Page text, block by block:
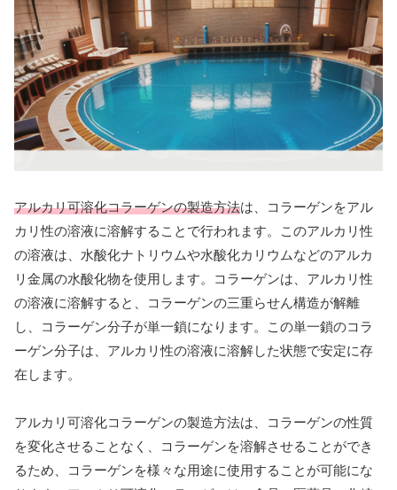
アルカリ可溶化コラーゲンの製造方法は、コラーゲンをアル
カリ性の溶液に溶解することで行われます。このアルカリ性
の溶液は、水酸化ナトリウムや水酸化カリウムなどのアルカ
リ金属の水酸化物を使用します。コラーゲンは、アルカリ性
の溶液に溶解すると、コラーゲンの三重らせん構造が解離
し、コラーゲン分子が単一鎖になります。この単一鎖のコラ
ーゲン分子は、アルカリ性の溶液に溶解した状態で安定に存
在します。
アルカリ可溶化コラーゲンの製造方法は、コラーゲンの性質
を変化させることなく、コラーゲンを溶解させることができ
るため、コラーゲンを様々な用途に使用することが可能にな